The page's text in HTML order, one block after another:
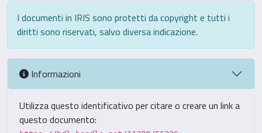
I documenti in IRIS sono protetti da copyright e tutti i
diritti sono riservati, salvo diversa indicazione.
Informazioni
Utilizza questo identificativo per citare o creare un link a
questo documento: